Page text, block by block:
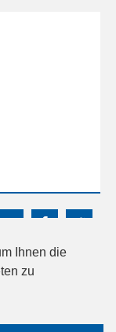
Ihnen die
zu